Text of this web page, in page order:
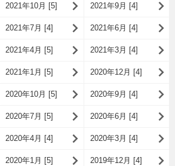
2021年10月 [5] 2021年9月 [4]
2021年7月 [4] 2021年6月 [4]
2021年4月 [5] 2021年3月 [4]
2021年1月 [5] 2020年12月 [4]
2020年10月 [5] 2020年9月 [4]
2020年7月 [5] 2020年6月 [4]
2020年4月 [4] 2020年3月 [4]
2020年1月 [5] 2019年12月 [4]